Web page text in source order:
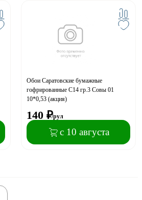
Обои Саратовские бумажные
гофрированные С14 гр.3 Совы 01
10*0,53 (акция)
140 ₽/рул
с 10 августа